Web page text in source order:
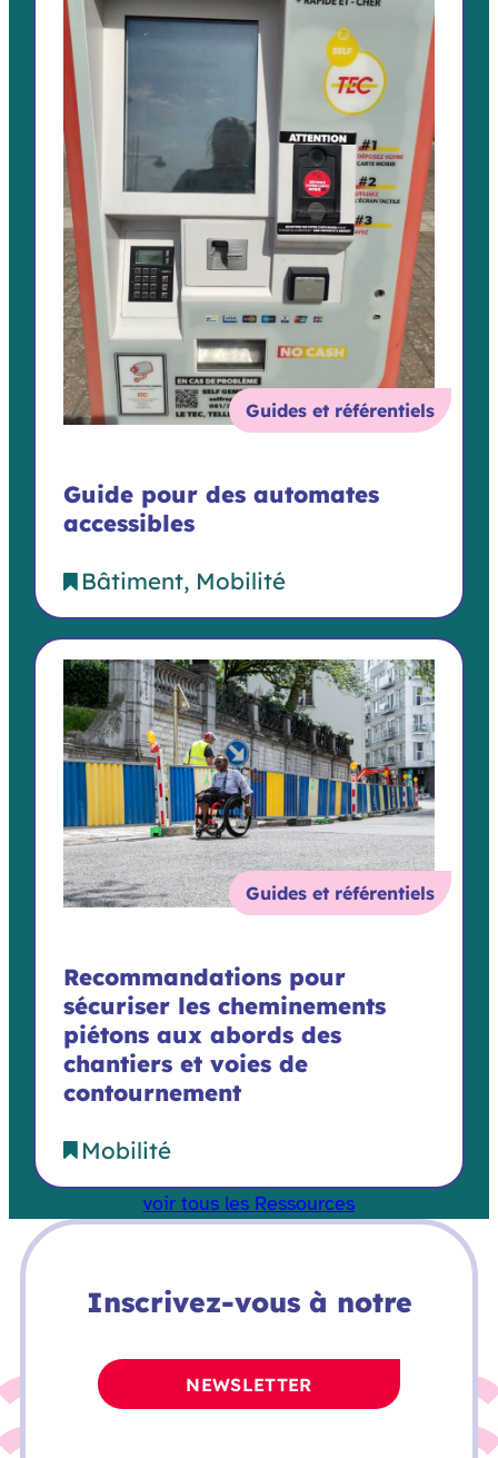
Guides et référentiels
Guide pour des automates
accessibles
Bâtiment Mobilité
Guides et référentiels
Recommandations pour
sécuriser les cheminements
piétons aux abords des
chantiers et voies de
contournement
Mobilité
voir tous les Ressources
Inscrivez-vous à notre
NEWSLETTER